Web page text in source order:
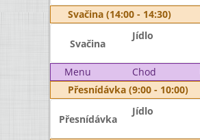
Svačina (14:00 - 14:30)
Svačina
Jídlo
Menu Chod
Přesnídávka (9:00 - 10:00)
Přesnídávka
Jídlo